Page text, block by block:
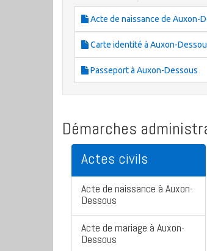
Acte de naissance de Auxon-
Carte identité à Auxon-
Passeport à Auxon-Dessous
Démarches
Actes civils
Acte de naissance à Auxon-
Dessous
Acte de mariage à Auxon-
Dessous